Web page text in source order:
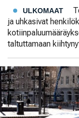
ULKOMAAT
ja uhkasivat
taltuttamaan